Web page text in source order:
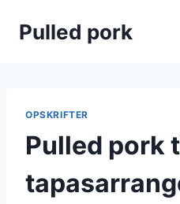
Pulled pork
OPSKRIFTER
Pulled pork